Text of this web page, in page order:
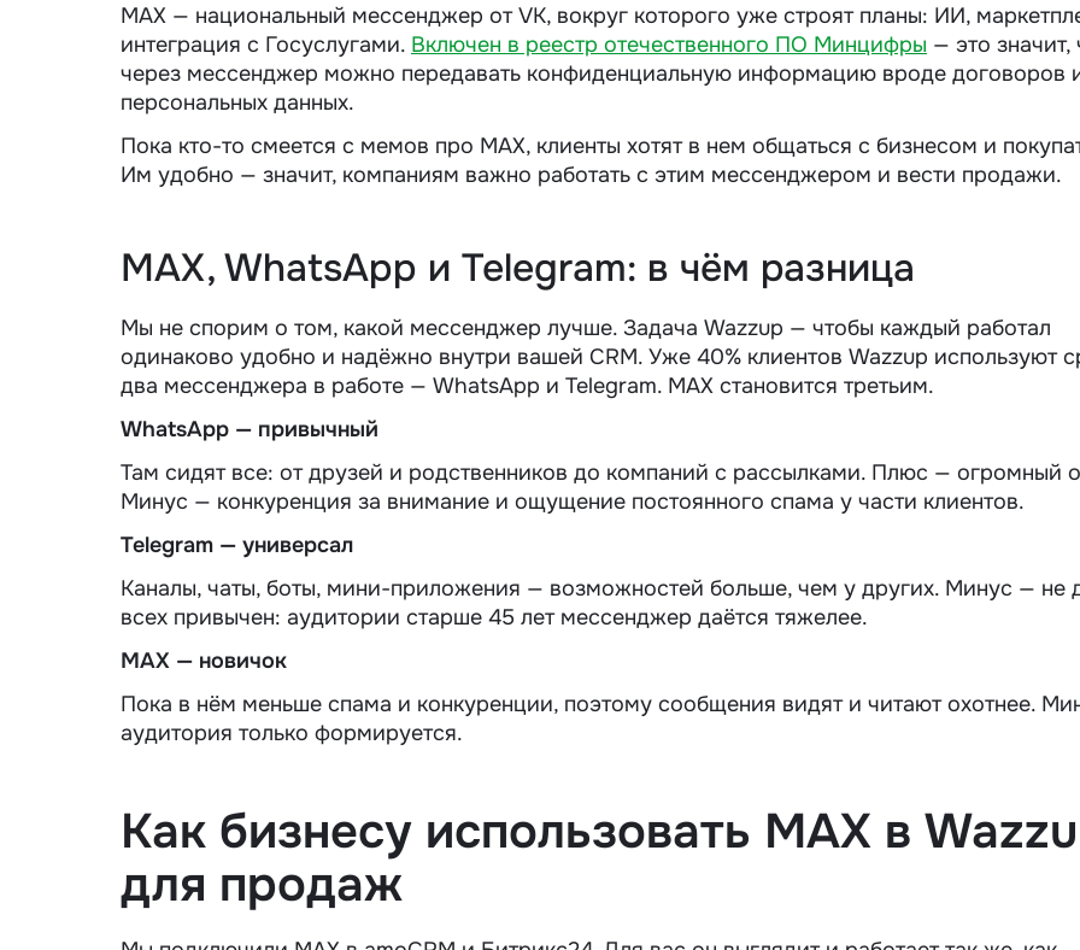
MAX — национальный мессенджер от VK, вокруг которого уже строят планы: ИИ,
интеграция с Госуслугами. Включен в реестр отечественного ПО Минцифры — это значит,
через мессенджер можно передавать конфиденциальную информацию вроде договоров
персональных данных.
Пока кто-то смеется с мемов про MAX, клиенты хотят в нем общаться с бизнесом и
Им удобно — значит, компаниям важно работать с этим мессенджером и вести продажи.
MAX, WhatsApp и Telegram: в чём разница
Мы не спорим о том, какой мессенджер лучше. Задача Wazzup — чтобы каждый работал
одинаково удобно и надёжно внутри вашей CRM. Уже 40% клиентов Wazzup используют
два мессенджера в работе — WhatsApp и Telegram. MAX становится третьим.
WhatsApp — привычный
Там сидят все: от друзей и родственников до компаний с рассылками. Плюс — огромный
Минус — конкуренция за внимание и ощущение постоянного спама у части клиентов.
Telegram — универсал
Каналы, чаты, боты, мини-приложения — возможностей больше, чем у других. Минус — не
всех привычен: аудитории старше 45 лет мессенджер даётся тяжелее.
MAX — новичок
Пока в нём меньше спама и конкуренции, поэтому сообщения видят и читают охотнее.
аудитория только формируется.
Как бизнесу использовать MAX в
для продаж